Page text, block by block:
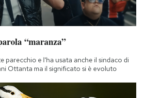
“maranza”
parecchio e l'ha usata anche il sindaco di
Ottanta ma il significato si è evoluto